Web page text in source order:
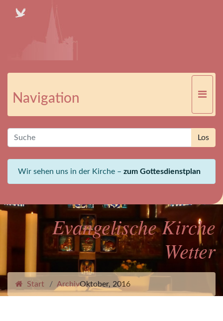
Navigation
Wir sehen uns in der Kirche – zum Gottesdienstplan
Evangelische Kirche
Wetter
Start ArchivOktober, 2016